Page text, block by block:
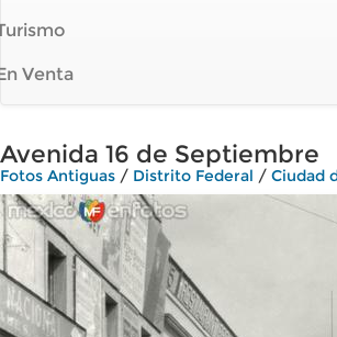
Venta
Avenida 16 de Septiembre
Fotos Antiguas / Distrito Federal / Ciudad